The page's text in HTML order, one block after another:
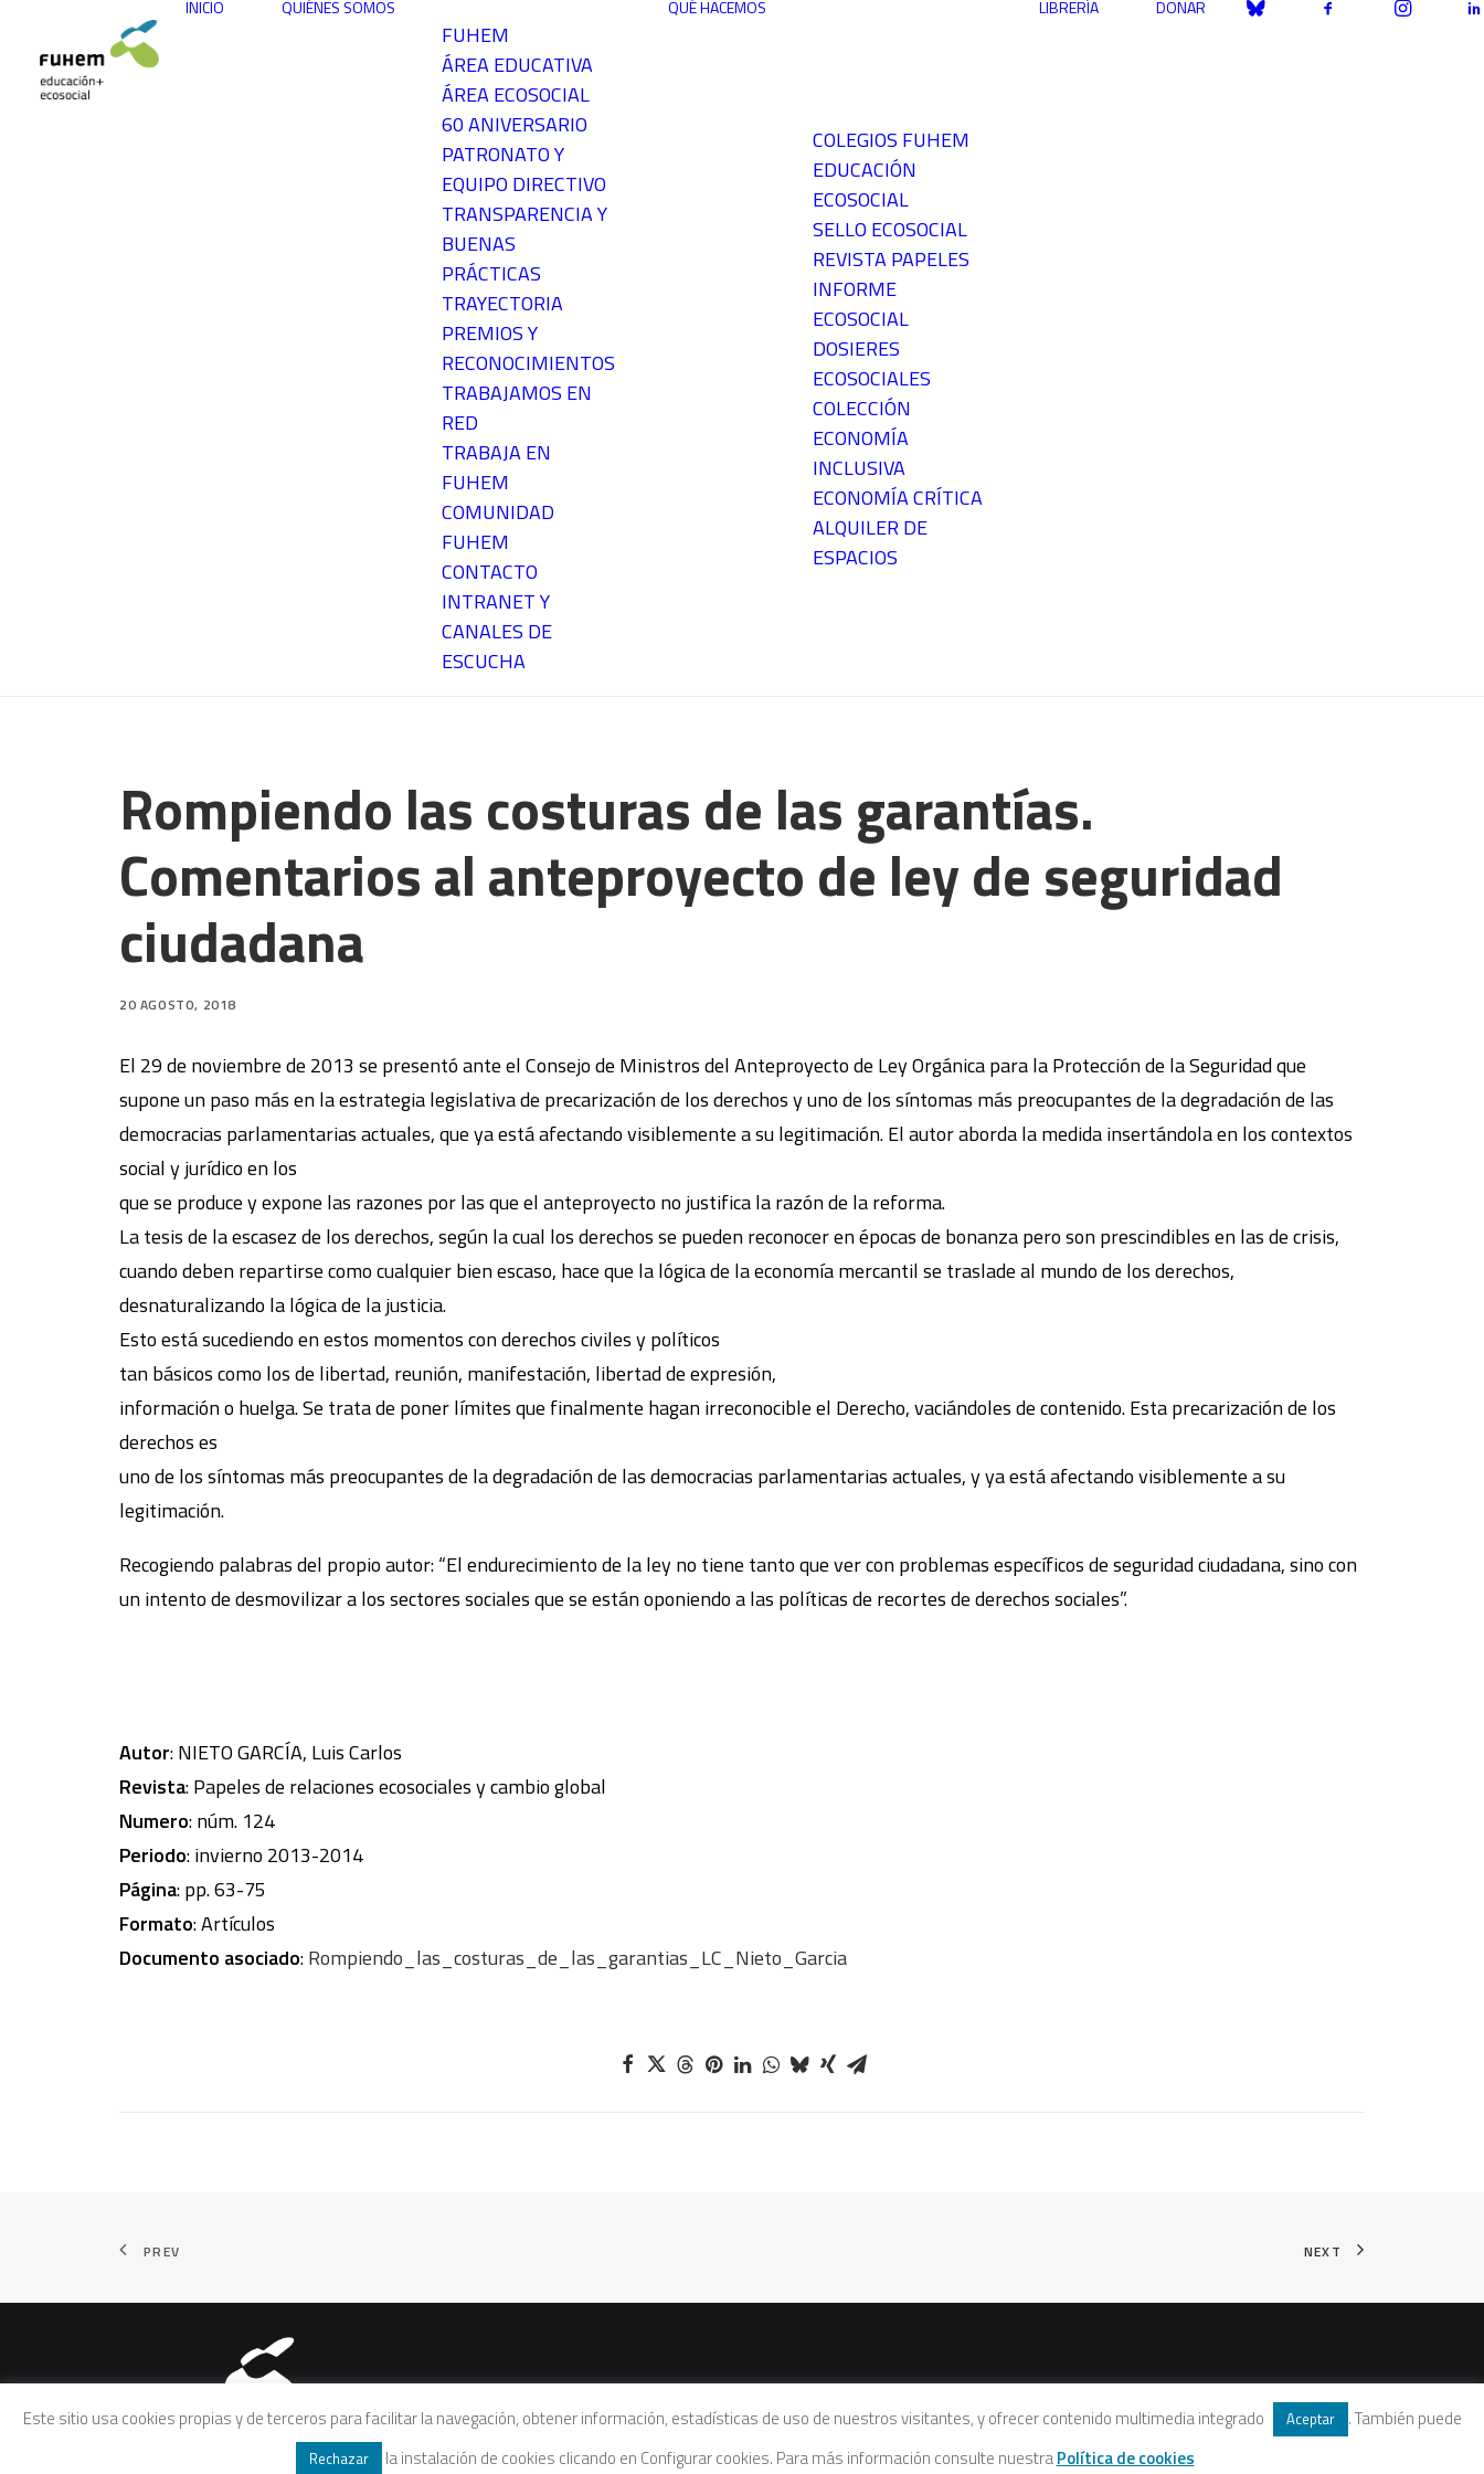
INICIO QUIÉNES SOMOS
FUHEM
ÁREA EDUCATIVA
ÁREA ECOSOCIAL
60 ANIVERSARIO
PATRONATO Y
EQUIPO DIRECTIVO
TRANSPARENCIA Y
BUENAS
PRÁCTICAS
TRAYECTORIA
PREMIOS Y
RECONOCIMIENTOS
TRABAJAMOS EN
RED
TRABAJA EN
FUHEM
COMUNIDAD
FUHEM
CONTACTO
INTRANET Y
CANALES DE
ESCUCHA
QUÉ HACEMOS
COLEGIOS FUHEM
EDUCACIÓN
ECOSOCIAL
SELLO ECOSOCIAL
REVISTA PAPELES
INFORME
ECOSOCIAL
DOSIERES
ECOSOCIALES
COLECCIÓN
ECONOMÍA
INCLUSIVA
ECONOMÍA CRÍTICA
ALQUILER DE
ESPACIOS
LIBRERÍA DONAR
Rompiendo las costuras de las garantías.
Comentarios al anteproyecto de ley de seguridad
ciudadana
20 AGOSTO, 2018
El 29 de noviembre de 2013 se presentó ante el Consejo de Ministros del Anteproyecto de Ley Orgánica para la Protección de la Seguridad que
supone un paso más en la estrategia legislativa de precarización de los derechos y uno de los síntomas más preocupantes de la degradación de las
democracias parlamentarias actuales, que ya está afectando visiblemente a su legitimación. El autor aborda la medida insertándola en los contextos
social y jurídico en los
que se produce y expone las razones por las que el anteproyecto no justifica la razón de la reforma.
La tesis de la escasez de los derechos, según la cual los derechos se pueden reconocer en épocas de bonanza pero son prescindibles en las de crisis,
cuando deben repartirse como cualquier bien escaso, hace que la lógica de la economía mercantil se traslade al mundo de los derechos,
desnaturalizando la lógica de la justicia.
Esto está sucediendo en estos momentos con derechos civiles y políticos
tan básicos como los de libertad, reunión, manifestación, libertad de expresión,
información o huelga. Se trata de poner límites que finalmente hagan irreconocible el Derecho, vaciándoles de contenido. Esta precarización de los
derechos es
uno de los síntomas más preocupantes de la degradación de las democracias parlamentarias actuales, y ya está afectando visiblemente a su
legitimación.
Recogiendo palabras del propio autor: “El endurecimiento de la ley no tiene tanto que ver con problemas específicos de seguridad ciudadana, sino con
un intento de desmovilizar a los sectores sociales que se están oponiendo a las políticas de recortes de derechos sociales”.
Autor: NIETO GARCÍA, Luis Carlos
Revista: Papeles de relaciones ecosociales y cambio global
Numero: núm. 124
Periodo: invierno 2013-2014
Página: pp. 63-75
Formato: Artículos
Documento asociado:Rompiendo_las_costuras_de_las_garantias_LC_Nieto_Garcia
PREV NEXT
Aviso legal|Política de privacidad|Política de cookies|Condiciones legales de venta
Este sitio usa cookies propias y de terceros para facilitar la navegación, obtener información, estadísticas de uso de nuestros visitantes, y ofrecer contenido multimedia integrado Aceptar . También puede
Rechazar la instalación de cookies clicando en Configurar cookies. Para más información consulte nuestraPolítica de cookies